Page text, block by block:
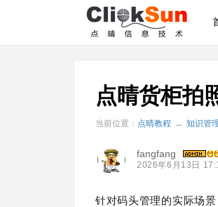
点晴货柜拍
当前位置： 点晴教程 → 知识管
fangfang
2026年6月13日
针对码头管理的实际场